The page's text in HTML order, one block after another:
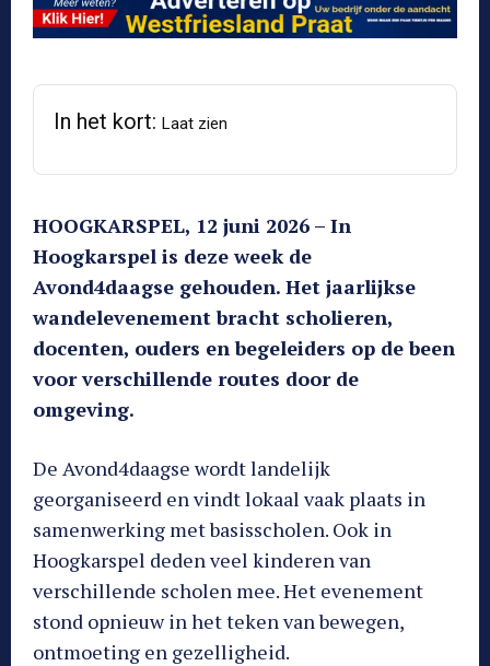
In het kort: Laat zien
HOOGKARSPEL, 12 juni 2026 – In
Hoogkarspel is deze week de
Avond4daagse gehouden. Het jaarlijkse
wandelevenement bracht scholieren,
docenten, ouders en begeleiders op de been
voor verschillende routes door de
omgeving.
De Avond4daagse wordt landelijk
georganiseerd en vindt lokaal vaak plaats in
samenwerking met basisscholen. Ook in
Hoogkarspel deden veel kinderen van
verschillende scholen mee. Het evenement
stond opnieuw in het teken van bewegen,
ontmoeting en gezelligheid.